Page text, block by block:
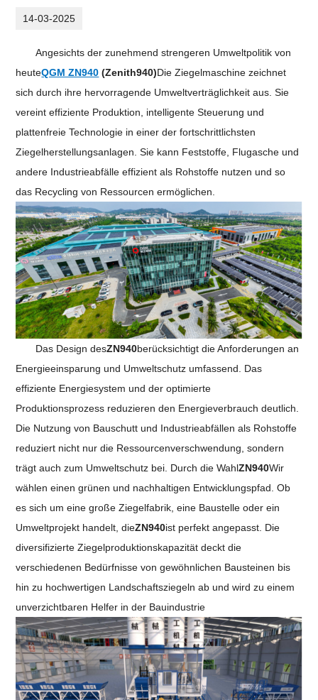
14-03-2025
Angesichts der zunehmend strengeren Umweltpolitik von
heuteQGM ZN940 (Zenith940)Die Ziegelmaschine zeichnet
sich durch ihre hervorragende Umweltverträglichkeit aus. Sie
vereint effiziente Produktion, intelligente Steuerung und
plattenfreie Technologie in einer der fortschrittlichsten
Ziegelherstellungsanlagen. Sie kann Feststoffe, Flugasche und
andere Industrieabfälle effizient als Rohstoffe nutzen und so
das Recycling von Ressourcen ermöglichen.
Das Design desZN940berücksichtigt die Anforderungen an
Energieeinsparung und Umweltschutz umfassend. Das
effiziente Energiesystem und der optimierte
Produktionsprozess reduzieren den Energieverbrauch deutlich.
Die Nutzung von Bauschutt und Industrieabfällen als Rohstoffe
reduziert nicht nur die Ressourcenverschwendung, sondern
trägt auch zum Umweltschutz bei. Durch die WahlZN940Wir
wählen einen grünen und nachhaltigen Entwicklungspfad. Ob
es sich um eine große Ziegelfabrik, eine Baustelle oder ein
Umweltprojekt handelt, dieZN940ist perfekt angepasst. Die
diversifizierte Ziegelproduktionskapazität deckt die
verschiedenen Bedürfnisse von gewöhnlichen Bausteinen bis
hin zu hochwertigen Landschaftsziegeln ab und wird zu einem
unverzichtbaren Helfer in der Bauindustrie